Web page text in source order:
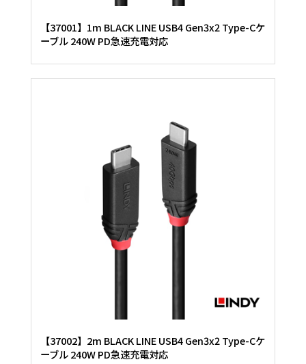
【37001】1m BLACK LINE USB4 Gen3x2 Type-Cケ
ーブル 240W PD急速充電対応
【37002】2m BLACK LINE USB4 Gen3x2 Type-Cケ
ーブル 240W PD急速充電対応